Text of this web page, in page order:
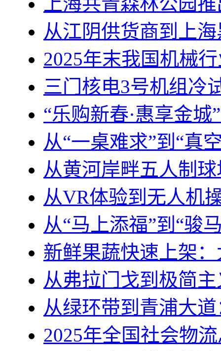
从江阴供货商到上
2025年末我国机械
三门核电3号机组冷
“乐购新春·惠享金
从“一桌难求”到“真
从黄河岸畔五人制
从VR体验到无人机
从“马上添福”到“骏
新鲜果蔬快速上架
从弗拉门戈到极简
从绿环带到青浦大
2025年全国社会物